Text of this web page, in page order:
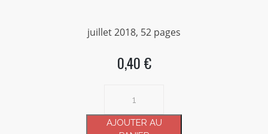
juillet 2018, 52 pages
0,40 €
Dialogue
AJOUTER AU